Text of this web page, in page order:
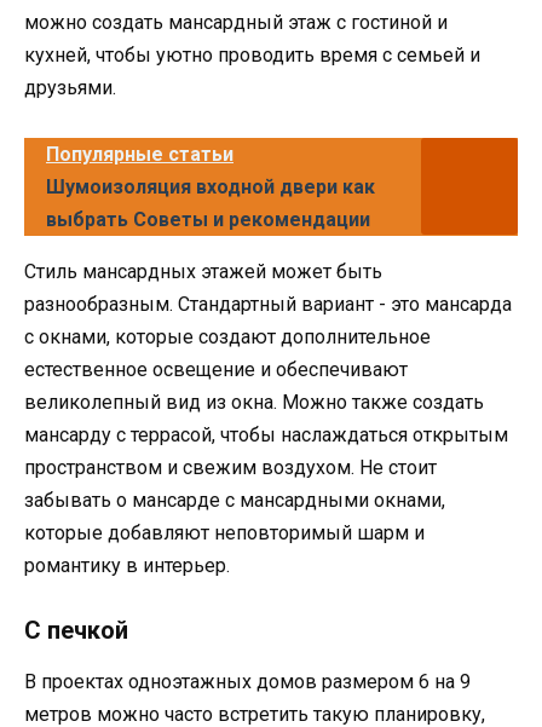
можно создать мансардный этаж с гостиной и
кухней, чтобы уютно проводить время с семьей и
друзьями.
Популярные статьи
Шумоизоляция входной двери как
выбрать Советы и рекомендации
Стиль мансардных этажей может быть
разнообразным. Стандартный вариант - это мансарда
с окнами, которые создают дополнительное
естественное освещение и обеспечивают
великолепный вид из окна. Можно также создать
мансарду с террасой, чтобы наслаждаться открытым
пространством и свежим воздухом. Не стоит
забывать о мансарде с мансардными окнами,
которые добавляют неповторимый шарм и
романтику в интерьер.
С печкой
В проектах одноэтажных домов размером 6 на 9
метров можно часто встретить такую планировку,